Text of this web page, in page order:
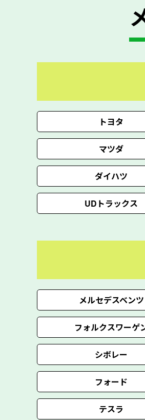
トヨタ
マツダ
ダイハツ
UDトラックス
メルセデスベンツ
フォルクスワーゲ
シボレー
フォード
テスラ